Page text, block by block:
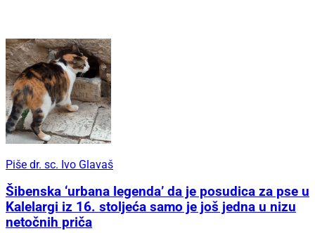
Piše dr. sc. Ivo Glavaš
Šibenska ‘urbana legenda’ da je posudica za pse u
Kalelargi iz 16. stoljeća samo je još jedna u nizu
netočnih priča